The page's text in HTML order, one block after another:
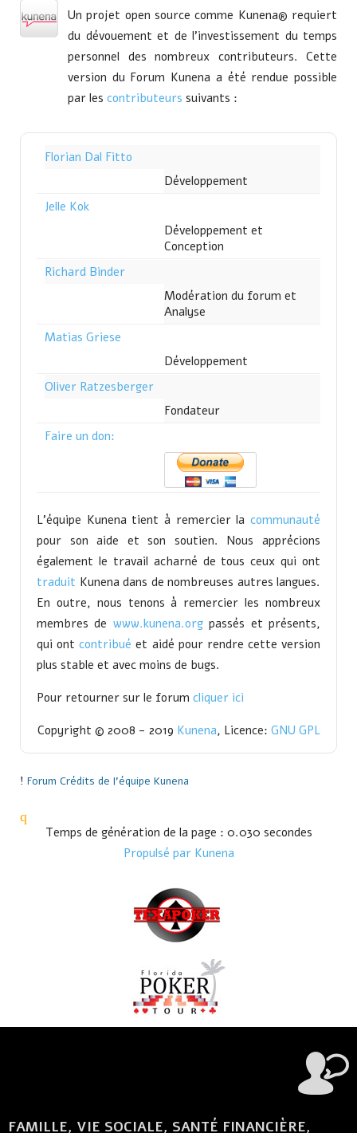
Un projet open source comme Kunena® requiert
du dévouement et de l'investissement du temps
personnel des nombreux contributeurs. Cette
version du Forum Kunena a été rendue possible
par les contributeurs suivants :
Florian Dal Fitto
Développement
Jelle Kok
Développement et
Conception
Richard Binder
Modération du forum et
Analyse
Matias Griese
Développement
Oliver Ratzesberger
Fondateur
Faire un don:
L'équipe Kunena tient à remercier la communauté
pour son aide et son soutien. Nous apprécions
également le travail acharné de tous ceux qui ont
traduit Kunena dans de nombreuses autres langues.
En outre, nous tenons à remercier les nombreux
membres de www.kunena.orgpassés et présents,
qui ontcontribuéet aidé pour rendre cette version
plus stable et avec moins de bugs.
Pour retourner sur le forum cliquer ici
Copyright © 2008 - 2019 Kunena, Licence: GNU GPL
Forum Crédits de l'équipe Kunena
Temps de génération de la page : 0.030 secondes
Propulsé par Kunena
FAMILLE, VIE SOCIALE, SANTÉ FINANCIÈRE,